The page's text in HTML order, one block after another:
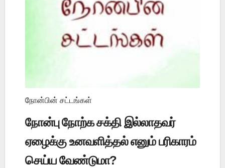
நோன்பின் சட்டங்கள்
நோன்பு நோற்க சக்தி இல்லாதவர்
ஏழைக்கு உனவளித்தல் எனும் பரிகாரம்
செய்ய வேண்டுமா?